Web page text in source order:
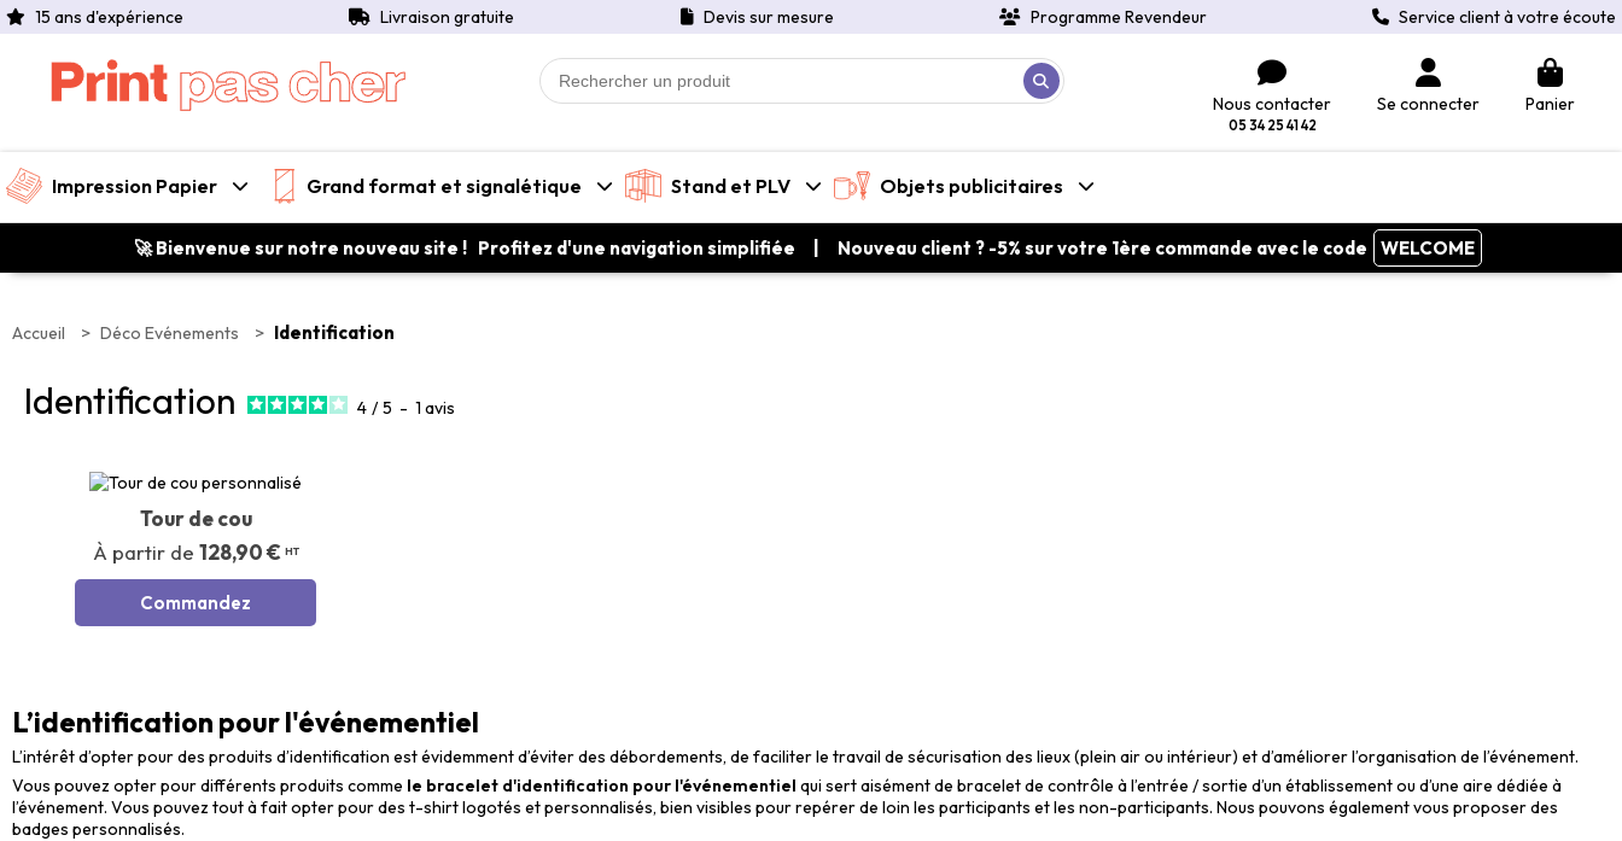
15 ans d'expérience Livraison gratuite Devis sur mesure Programme Revendeur Service client à votre écoute
Nous contacter
05 34 25 41 42
Se connecter Panier
Impression Papier Grand format et signalétique Stand et PLV Objets publicitaires
🚀 Bienvenue sur notre nouveau site ! Profitez d'une navigation simplifiée | Nouveau client ? -5% sur votre 1ère commande avec le code WELCOME
Accueil > Déco Evénements > Identification
Identification 4 / 5 - 1 avis
Tour de cou
À partir de 128,90 € HT
Commandez
L’identification pour l'événementiel
L’intérêt d’opter pour des produits d’identification est évidemment d’éviter des débordements, de faciliter le travail de sécurisation des lieux (plein air ou intérieur) et d’améliorer l’organisation de l’événement.
Vous pouvez opter pour différents produits comme le bracelet d'identification pour l'événementiel qui sert aisément de bracelet de contrôle à l’entrée / sortie d’un établissement ou d’une aire dédiée à
l’événement. Vous pouvez tout à fait opter pour des t-shirt logotés et personnalisés, bien visibles pour repérer de loin les participants et les non-participants. Nous pouvons également vous proposer des
badges personnalisés.